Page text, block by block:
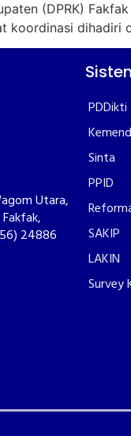
(DPRK)
koordinasi dihadiri
Utara,
24886
PDDikti
Sinta
PPID
SAKIP
LAKIN
Survey